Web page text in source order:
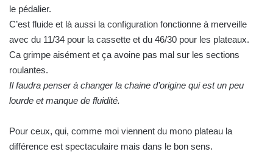
le pédalier.
C’est fluide et là aussi la configuration fonctionne à merveille
avec du 11/34 pour la cassette et du 46/30 pour les plateaux.
Ca grimpe aisément et ça avoine pas mal sur les sections
roulantes.
Il faudra penser à changer la chaine d’origine qui est un peu
lourde et manque de fluidité.
Pour ceux, qui, comme moi viennent du mono plateau la
différence est spectaculaire mais dans le bon sens.